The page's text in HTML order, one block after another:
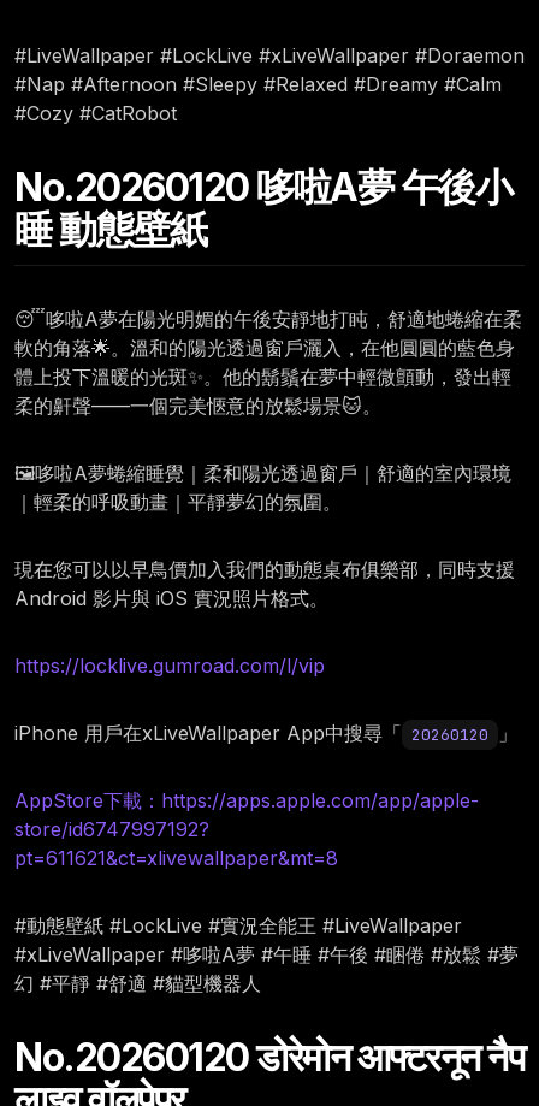
#LiveWallpaper #LockLive #xLiveWallpaper #Doraemon
#Nap #Afternoon #Sleepy #Relaxed #Dreamy #Calm
#Cozy #CatRobot
No.20260120 哆啦A夢 午後小
睡 動態壁紙
😴哆啦A夢在陽光明媚的午後安靜地打盹，舒適地蜷縮在柔
軟的角落🌟。溫和的陽光透過窗戶灑入，在他圓圓的藍色身
體上投下溫暖的光斑✨。他的鬍鬚在夢中輕微顫動，發出輕
柔的鼾聲——一個完美愜意的放鬆場景🐱。
🖼️哆啦A夢蜷縮睡覺｜柔和陽光透過窗戶｜舒適的室內環境
｜輕柔的呼吸動畫｜平靜夢幻的氛圍。
現在您可以以早鳥價加入我們的動態桌布俱樂部，同時支援
Android 影片與 iOS 實況照片格式。
https://locklive.gumroad.com/l/vip
iPhone 用戶在xLiveWallpaper App中搜尋「 20260120 」
AppStore下載：https://apps.apple.com/app/apple-
store/id6747997192?
pt=611621&ct=xlivewallpaper&mt=8
#動態壁紙 #LockLive #實況全能王 #LiveWallpaper
#xLiveWallpaper #哆啦A夢 #午睡 #午後 #睏倦 #放鬆 #夢
幻 #平靜 #舒適 #貓型機器人
No.20260120 डोरेमोन आफ्टरनून नैप